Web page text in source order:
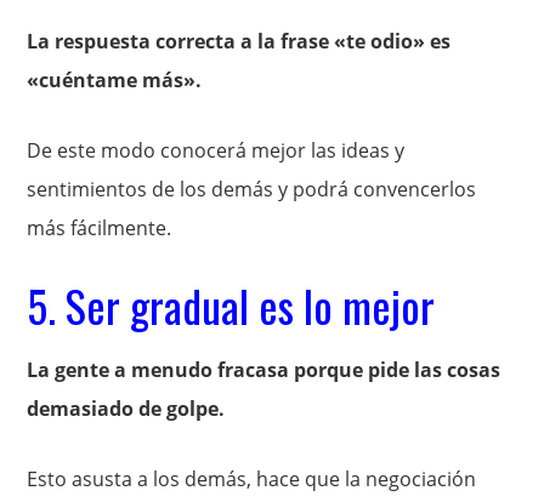
La respuesta correcta a la frase «te odio» es
«cuéntame más».
De este modo conocerá mejor las ideas y
sentimientos de los demás y podrá convencerlos
más fácilmente.
5. Ser gradual es lo mejor
La gente a menudo fracasa porque pide las cosas
demasiado de golpe.
Esto asusta a los demás, hace que la negociación